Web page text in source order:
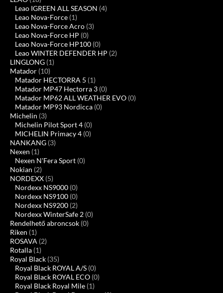
Leao IGREEN ALL SEASON (4)
Leao Nova-Force (1)
Leao Nova-Force Acro (3)
Leao Nova-Force HP (0)
Leao Nova-Force HP100 (0)
Leao WINTER DEFENDER HP (2)
LINGLONG (1)
Matador (10)
Matador HECTORRA 5 (1)
Matador MP47 Hectorra 3 (0)
Matador MP62 ALL WEATHER EVO (0)
Matador MP93 Nordicca (0)
Michelin (3)
Michelin Pilot Sport 4 (0)
MICHELIN Primacy 4 (0)
NANKANG (3)
Nexen (1)
Nexen N'Fera Sport (0)
Nokian (2)
NORDEXX (5)
Nordexx NS9000 (0)
Nordexx NS9100 (0)
Nordexx NS9200 (2)
Nordexx WinterSafe 2 (0)
Rendelhető abroncsok (0)
Riken (1)
ROSAVA (2)
Rotalla (1)
Royal Black (35)
Royal Black ROYAL A/S (0)
Royal Black ROYAL ECO (0)
Royal Black Royal Mile (1)